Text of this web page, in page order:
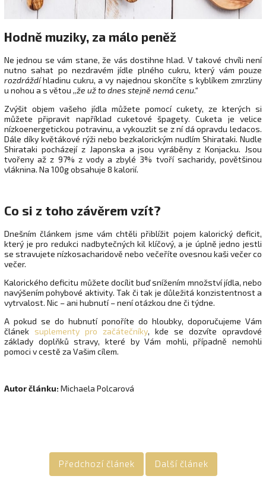
Hodně muziky, za málo peněž
Ne jednou se vám stane, že vás dostihne hlad. V takové chvíli není
nutno sahat po nezdravém jídle plného cukru, který vám pouze
rozdráždíhladinu cukru, a vy najednou skončíte s kyblíkem zmrzliny
u nohou a s větou ,,že už to dnes stejně nemá cenu.“
Zvýšit objem vašeho jídla můžete pomocí cukety, ze kterých si
můžete připravit například cuketové špagety. Cuketa je velice
nízkoenergetickou potravinu, a vykouzlit se z ní dá opravdu ledacos.
Dále díky květákové rýži nebo bezkalorickým nudlím Shirataki. Nudle
Shirataki pocházejí z Japonska a jsou vyráběny z Konjacku. Jsou
tvořeny až z 97% z vody a zbylé 3% tvoří sacharidy, povětšinou
vláknina. Na 100g obsahuje 8 kalorií.
Co si z toho závěrem vzít?
Dnešním článkem jsme vám chtěli přiblížit pojem kalorický deficit,
který je pro redukci nadbytečných kil klíčový, a je úplně jedno jestli
se stravujete nízkosacharidově nebo večeříte ovesnou kaši večer co
večer.
Kalorického deficitu můžete docílit buď snížením množství jídla, nebo
navýšením pohybové aktivity. Tak či tak je důležitá konzistentnost a
vytrvalost. Nic – ani hubnutí – není otázkou dne či týdne.
A pokud se do hubnutí ponoříte do hloubky, doporučujeme Vám
článek suplementy pro začátečníky, kde se dozvíte opravdové
základy doplňků stravy, které by Vám mohli, případně nemohli
pomoci v cestě za Vašim cílem.
Autor článku: Michaela Polcarová
Předchozí článek Další článek